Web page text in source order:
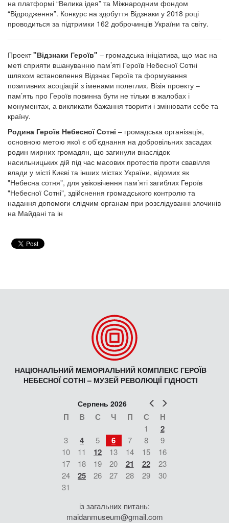
на платформі “Велика ідея” та Міжнародним фондом
“Відродження”. Конкурс на здобуття Відзнаки у 2018 році
проводиться за підтримки 162 доброчинців України та світу.
Проект"Відзнаки Героїв" – громадська ініціатива, що має на
меті сприяти вшануванню пам’яті Героїв Небесної Сотні
шляхом встановлення Відзнак Героїв та формування
позитивних асоціацій з іменами полеглих. Візія проекту –
пам’ять про Героїв повинна бути не тільки в жалобах і
монументах, а викликати бажання творити і змінювати себе та
країну.
Родина Героїв Небесної Сотні – громадська організація,
основною метою якої є об’єднання на добровільних засадах
родин мирних громадян, що загинули внаслідок
насильницьких дій під час масових протестів проти свавілля
влади у місті Києві та інших містах України, відомих як
"Небесна сотня", для увіковічення пам’яті загиблих Героїв
"Небесної Сотні", здійснення громадського контролю та
надання допомоги слідчим органам при розслідуванні злочинів
на Майдані та ін
НАЦІОНАЛЬНИЙ МЕМОРІАЛЬНИЙ КОМПЛЕКС ГЕРОЇВ
НЕБЕСНОЇ СОТНІ – МУЗЕЙ РЕВОЛЮЦІЇ ГІДНОСТІ
Попер
Серпень 2026
П В С Ч П С Н
1 2
3 4 5 6 7 8
9
10
11 12 13 14 15
16
17
18 19 20 21 22
23
24
25 26 27 28 29
30
31
із загальних питань:
maidanmuseum@gmail.com